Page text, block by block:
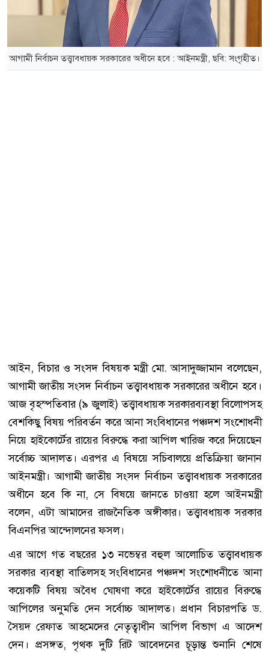
আগামী নির্বাচন তত্ত্বাবধায়ক সরকারের অধীনে হবে : আইনমন্ত্রী, ছবি: সংগৃহীত।
আইন, বিচার ও সংসদ বিষয়ক মন্ত্রী মো. আসাদুজ্জামান বলেছেন,
আগামী জাতীয় সংসদ নির্বাচন তত্ত্বাবধায়ক সরকারের অধীনে হবে।
আজ বৃহস্পতিবার (৯ জুলাই) তত্ত্বাবধায়ক সরকারব্যবস্থা বিলোপসহ
বেশকিছু বিষয় পরিবর্তন করে আনা সংবিধানের পঞ্চদশ সংশোধনী
নিয়ে হাইকোর্টের রায়ের বিরুদ্ধে করা আপিল খারিজ করে দিয়েছেন
সর্বোচ্চ আদালত। এরপর এ বিষয়ে সচিবালয়ে প্রতিক্রিয়া জানান
আইনমন্ত্রী। আগামী জাতীয় সংসদ নির্বাচন তত্ত্বাবধায়ক সরকারের
অধীনে হবে কি না, সে বিষয়ে জানতে চাওয়া হলে আইনমন্ত্রী
বলেন, এটা আমাদের রাজনৈতিক অঙ্গীকার। তত্ত্বাবধায়ক সরকার
বিএনপির আন্দোলনের ফসল।
এর আগে গত বছরের ১৩ নভেম্বর বহুল আলোচিত তত্ত্বাবধায়ক
সরকার ব্যবস্থা বাতিলসহ সংবিধানের পঞ্চদশ সংশোধনীতে আনা
কয়েকটি বিষয় অবৈধ ঘোষণা করে হাইকোর্টের রায়ের বিরুদ্ধে
আপিলের অনুমতি দেন সর্বোচ্চ আদালত। প্রধান বিচারপতি ড.
সৈয়দ রেফাত আহমেদের নেতৃত্বাধীন আপিল বিভাগ এ আদেশ
দেন। প্রসঙ্গত, পৃথক দুটি রিট আবেদনের চূড়ান্ত শুনানি শেষে